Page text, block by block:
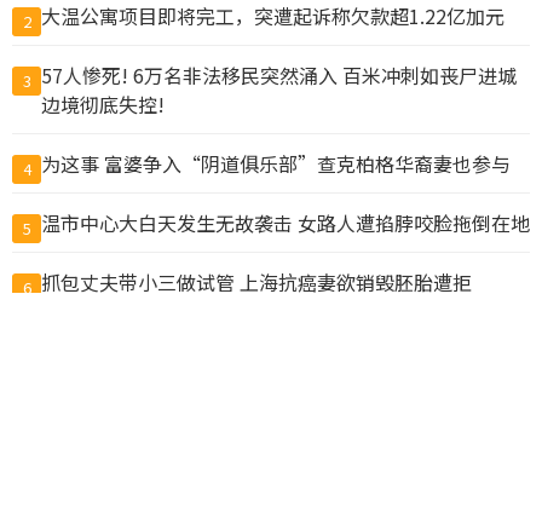
2 大温公寓项目即将完工，突遭起诉称欠款超1.22亿加元
3 57人惨死! 6万名非法移民突然涌入 百米冲刺如丧尸进城
边境彻底失控!
4 为这事 富婆争入“阴道俱乐部”查克柏格华裔妻也参与
5 温市中心大白天发生无故袭击 女路人遭掐脖咬脸拖倒在地
6 抓包丈夫带小三做试管 上海抗癌妻欲销毁胚胎遭拒